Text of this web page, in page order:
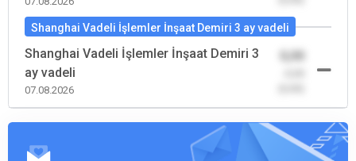
Shanghai Vadeli İşlemler İnşaat Demiri 3 ay vadeli
Shanghai Vadeli İşlemler İnşaat Demiri 3
ay vadeli
07.08.2026
0,00